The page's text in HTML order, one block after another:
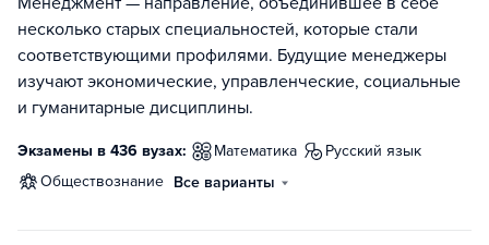
несколько старых специальностей, которые стали
соответствующими профилями. Будущие менеджеры
изучают экономические, управленческие, социальные
и гуманитарные дисциплины.
Экзамены в 436 вузах: математика
русский язык
обществознание Все варианты